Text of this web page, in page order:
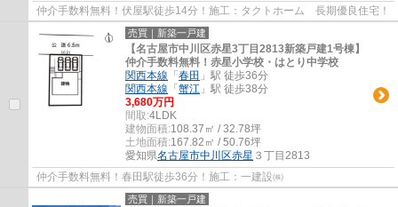
仲介手数料無料！伏屋駅徒歩14分！施工：タクトホーム 長期優良住宅！
売買｜新築一戸建
【名古屋市中川区赤星3丁目2813新築戸建1号棟】
仲介手数料無料！赤星小学校・はとり中学校
関西本線 「 春田 」駅 徒歩36分
関西本線 「 蟹江 」駅 徒歩38分
3,680万円
間取:4LDK
建物面積:108.37㎡ / 32.78坪
土地面積:167.82㎡ / 50.76坪
愛知県名古屋市中川区赤星 ３丁目2813
仲介手数料無料！春田駅徒歩36分！施工：一建設㈱
売買｜新築一戸建